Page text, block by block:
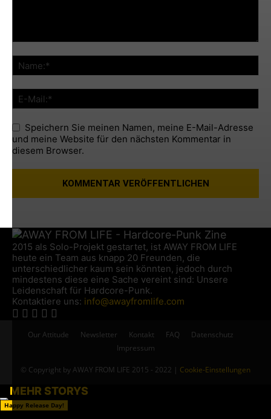
Speichern Sie meinen Namen, meine E-Mail-Adresse
und meine Website für den nächsten Kommentar in
diesem Browser.
2015 als Solo-Projekt gestartet, ist AWAY FROM LIFE
heute ein Team aus knapp 20 Freunden, die
unterschiedlicher kaum sein könnten, jedoch durch
mindestens diese eine Sache vereint sind: Unsere
Leidenschaft für Hardcore-Punk.
Kontaktiere uns: info@awayfromlife.com
Our Attitude Newsletter Kontakt FAQ
Datenschutz
Impressum
© Copyright by AWAY FROM LIFE 2015 - 2022 | Cookie-Einstellungen
MEHR STORYS
Happy Release Day!